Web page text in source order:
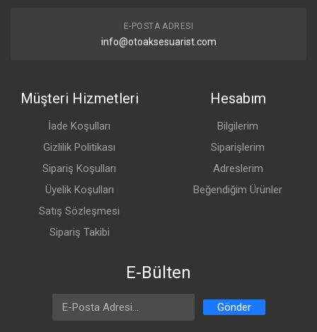
E-POSTA ADRESI
info@otoaksesuarist.com
Müşteri Hizmetleri
İade Koşulları
Gizlilik Politikası
Sipariş Koşulları
Üyelik Koşulları
Satış Sözleşmesi
Sipariş Takibi
Hesabım
Bilgilerim
Siparişlerim
Adreslerim
Beğendiğim Ürünler
E-Bülten
Email Address Gönder